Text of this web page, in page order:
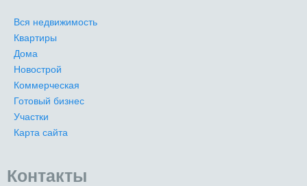
Вся недвижимость
Квартиры
Дома
Новострой
Коммерческая
Готовый бизнес
Участки
Карта сайта
Контакты